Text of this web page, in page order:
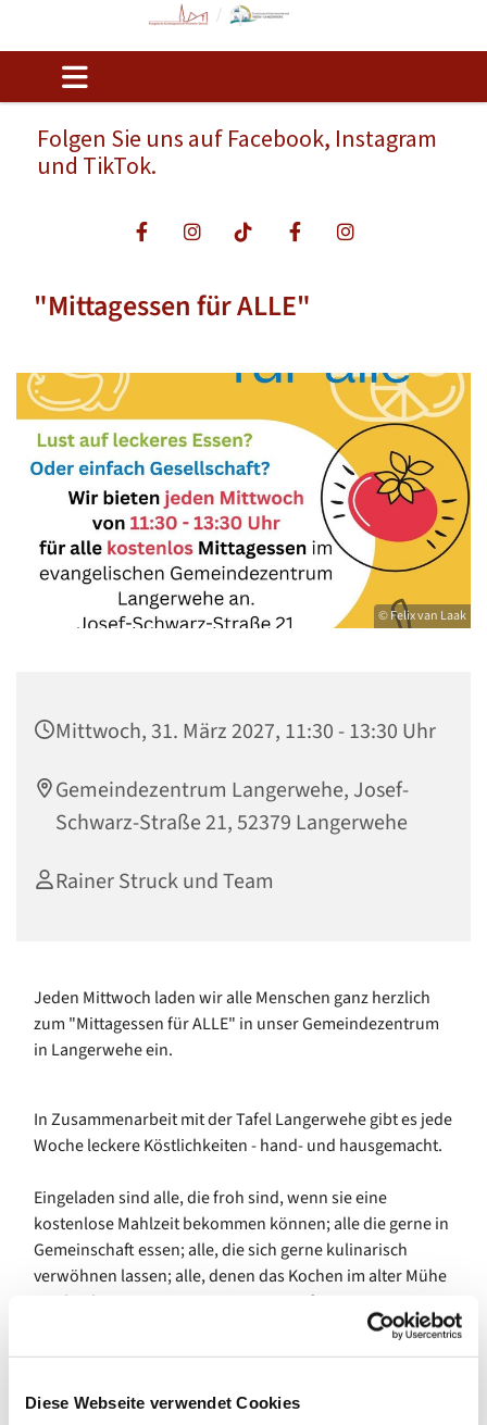
Diese Webseite verwendet Cookies
Folgen Sie uns auf Facebook, Instagram
und TikTok.
"Mittagessen für ALLE"
© Felix van Laak
Mittwoch, 31. März 2027, 11:30 - 13:30 Uhr
Gemeindezentrum Langerwehe, Josef-
Schwarz-Straße 21, 52379 Langerwehe
Rainer Struck und Team
Jeden Mittwoch laden wir alle Menschen ganz herzlich
zum "Mittagessen für ALLE" in unser Gemeindezentrum
in Langerwehe ein.
In Zusammenarbeit mit der Tafel Langerwehe gibt es jede
Woche leckere Köstlichkeiten - hand- und hausgemacht.
Eingeladen sind alle, die froh sind, wenn sie eine
kostenlose Mahlzeit bekommen können; alle die gerne in
Gemeinschaft essen; alle, die sich gerne kulinarisch
verwöhnen lassen; alle, denen das Kochen im alter Mühe
macht - kurzum es ist ein Mittagessen für ALLE!
Schulferien) zwischen 12:00 und 13:30 Uhr